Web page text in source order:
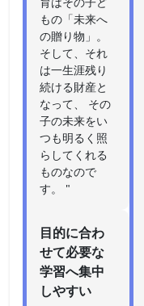
もの「未来へ
の贈り物」。
そして、それ
は一生涯残り
続ける財産と
なって、 その
子の未来をい
つも明るく照
らしてくれる
ものなので
す。 "
目的に合わ
せて必要な
学習へ集中
しやすい